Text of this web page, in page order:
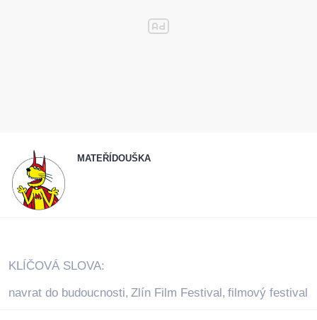
MATEŘÍDOUŠKA
KLÍČOVÁ SLOVA:
navrat do budoucnosti, Zlín Film Festival, filmový festival